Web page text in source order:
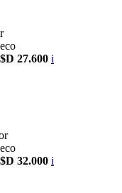
27.600 i
32.000 i